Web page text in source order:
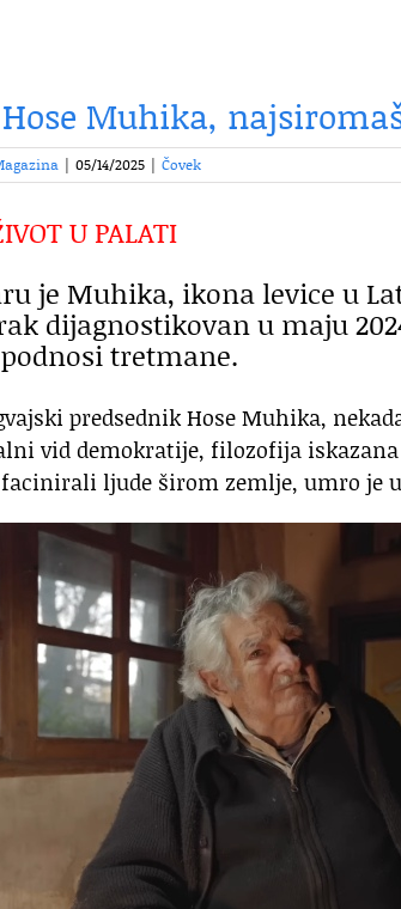
Muhika,
| 05/14/2025 | Čovek
U PALATI
je Muhika, ikona levice u
dijagnostikovan u maju
tretmane.
predsednik Hose Muhika,
vid demokratije, filozofija
ljude širom zemlje, umro je